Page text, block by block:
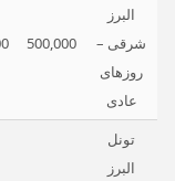
البرز
شرقی –
روزهای
عادی
500,000
تونل
البرز